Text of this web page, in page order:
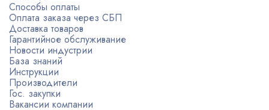
Способы оплаты
Оплата заказа через СБП
Доставка товаров
Гарантийное обслуживание
Новости индустрии
База знаний
Инструкции
Производители
Гос. закупки
Вакансии компании